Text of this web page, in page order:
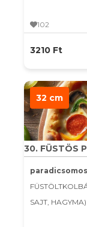
102
3210 Ft
32 cm
30. FÜSTÖS
SAJT, HAGYMA)